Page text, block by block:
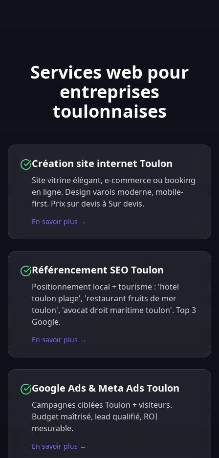
Services web pour
entreprises
toulonnaises
Création site internet Toulon
Site vitrine élégant, e-commerce ou booking
en ligne. Design varois moderne, mobile-
first. Prix sur devis à Sur devis.
En savoir plus →
Référencement SEO Toulon
Positionnement local + tourisme : 'hotel
toulon plage', 'restaurant fruits de mer
toulon', 'avocat droit maritime toulon'. Top 3
Google.
En savoir plus →
Google Ads & Meta Ads Toulon
Campagnes ciblées Toulon + visiteurs.
Budget maîtrisé, lead qualifié, ROI
mesurable.
En savoir plus →